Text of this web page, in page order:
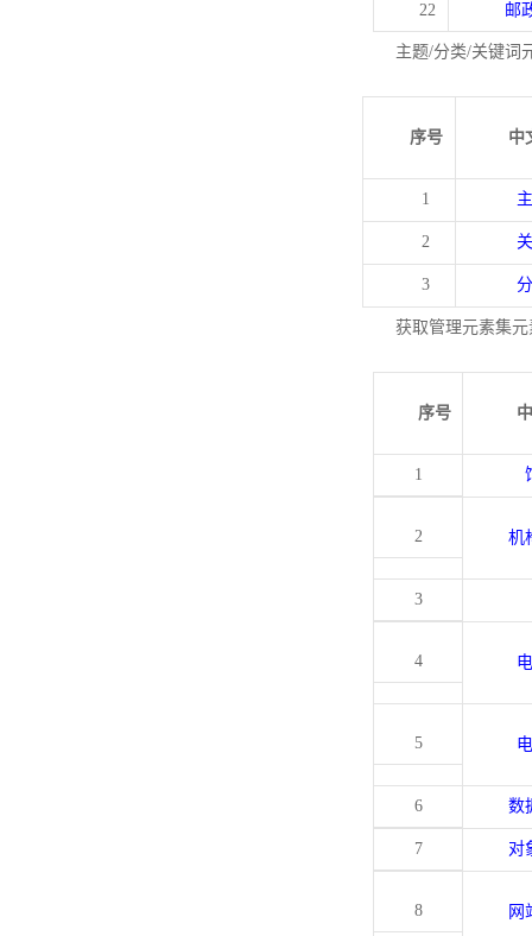
22 邮
主题/分类/关键词
序号 中
1
2
3
获取管理元素集
序号
1
2 机
3
4
5
6 数
7 对
8 网